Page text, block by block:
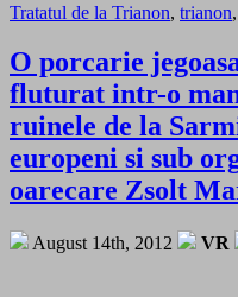
Tratatul de la Trianon, trianon,
O porcarie
fluturat intr-o
ruinele de la
europeni si sub
oarecare Zsolt
August 14th, 2012 VR